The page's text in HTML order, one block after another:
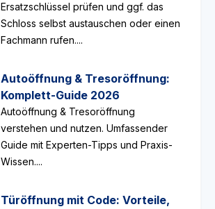
Ersatzschlüssel prüfen und ggf. das
Schloss selbst austauschen oder einen
Fachmann rufen....
Autoöffnung & Tresoröffnung:
Komplett-Guide 2026
Autoöffnung & Tresoröffnung
verstehen und nutzen. Umfassender
Guide mit Experten-Tipps und Praxis-
Wissen....
Türöffnung mit Code: Vorteile,